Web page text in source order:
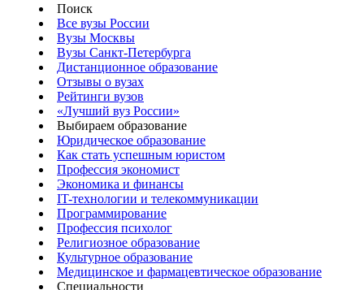
Поиск
Все вузы России
Вузы Москвы
Вузы Санкт-Петербурга
Дистанционное образование
Отзывы о вузах
Рейтинги вузов
«Лучший вуз России»
Выбираем образование
Юридическое образование
Как стать успешным юристом
Профессия экономист
Экономика и финансы
IT-технологии и телекоммуникации
Программирование
Профессия психолог
Религиозное образование
Культурное образование
Медицинское и фармацевтическое образование
Специальности